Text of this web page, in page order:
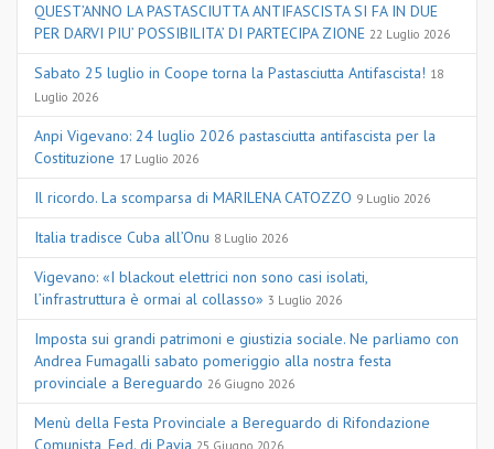
QUEST’ANNO LA PASTASCIUTTA ANTIFASCISTA SI FA IN DUE
PER DARVI PIU’ POSSIBILITA’ DI PARTECIPA ZIONE 22 Luglio 2026
Sabato 25 luglio in Coope torna la Pastasciutta Antifascista! 18
Luglio 2026
Anpi Vigevano: 24 luglio 2026 pastasciutta antifascista per la
Costituzione 17 Luglio 2026
Il ricordo. La scomparsa di MARILENA CATOZZO 9 Luglio 2026
Italia tradisce Cuba all’Onu 8 Luglio 2026
Vigevano: «I blackout elettrici non sono casi isolati,
l’infrastruttura è ormai al collasso» 3 Luglio 2026
Imposta sui grandi patrimoni e giustizia sociale. Ne parliamo con
Andrea Fumagalli sabato pomeriggio alla nostra festa
provinciale a Bereguardo 26 Giugno 2026
Menù della Festa Provinciale a Bereguardo di Rifondazione
Comunista, Fed. di Pavia 25 Giugno 2026